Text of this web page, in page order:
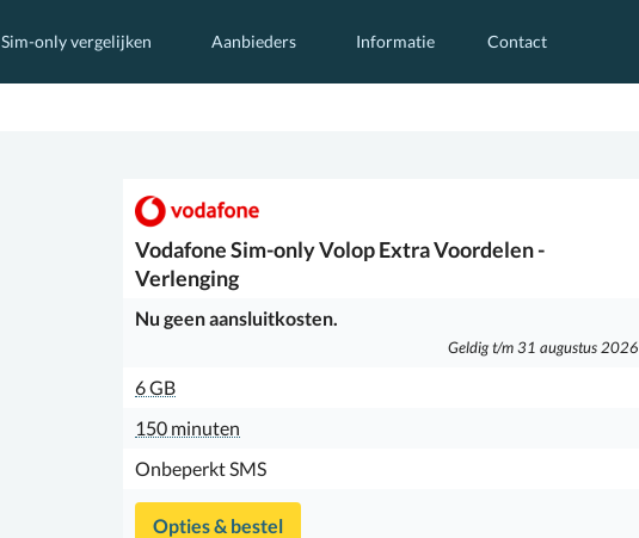
Sim-only vergelijken Aanbieders Informatie Contact
VodafoneSim-only Volop Extra Voordelen -
Verlenging
Nu geen aansluitkosten.
Geldig t/m 31 augustus 2026
6 GB
150 minuten
Onbeperkt SMS
Opties & bestel